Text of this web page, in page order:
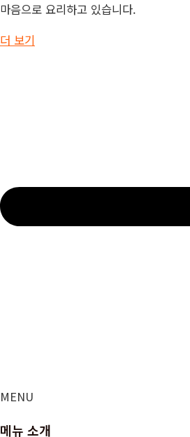
마음으로 요리하고 있습니다.
더 보기
MENU
메뉴 소개